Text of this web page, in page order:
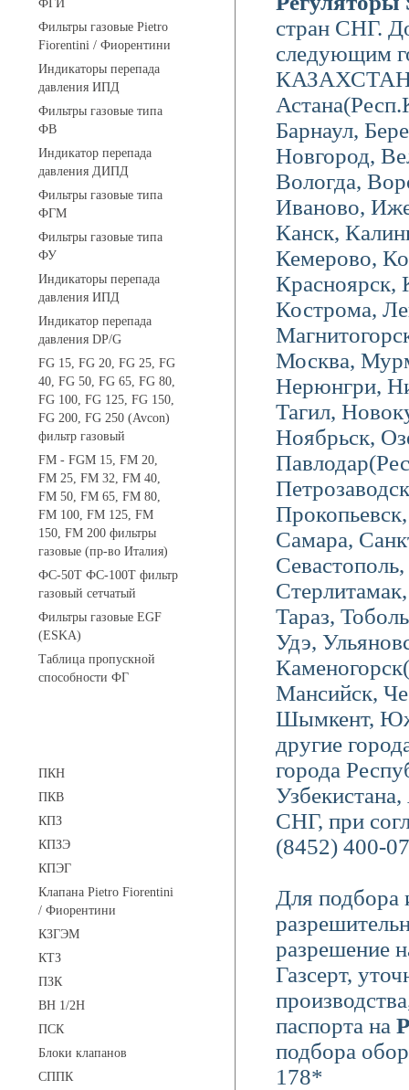
ФГИ
Фильтры газовые Pietro
Fiorentini / Фиорентини
Индикаторы перепада
давления ИПД
Фильтры газовые типа
ФВ
Индикатор перепада
давления ДИПД
Фильтры газовые типа
ФГМ
Фильтры газовые типа
ФУ
Индикаторы перепада
давления ИПД
Индикатор перепада
давления DP/G
FG 15, FG 20, FG 25, FG
40, FG 50, FG 65, FG 80,
FG 100, FG 125, FG 150,
FG 200, FG 250 (Avcon)
фильтр газовый
FM - FGM 15, FM 20,
FM 25, FM 32, FM 40,
FM 50, FM 65, FM 80,
FM 100, FM 125, FM
150, FM 200 фильтры
газовые (пр-во Италия)
ФС-50Т ФС-100Т фильтр
газовый сетчатый
Фильтры газовые EGF
(ESKA)
Таблица пропускной
способности ФГ
ПКН
ПКВ
КПЗ
КПЗЭ
КПЭГ
Клапана Pietro Fiorentini
/ Фиорентини
КЗГЭМ
КТЗ
ПЗК
ВН 1/2Н
ПСК
Блоки клапанов
СППК
стран СНГ.
следующим
КАЗАХСТАН),
Барнаул,
Новгород,
Вологда,
Иваново,
Канск,
Кемерово,
Кострома,
Москва,
Нерюнгри,
Тагил,
Ноябрьск,
Самара,
Тараз,
Удэ,
Мансийск,
Шымкент,
другие
города
СНГ, при
(8452) 400-
Для подбора
разрешение
Газсерт,
паспорта на
подбора
178*